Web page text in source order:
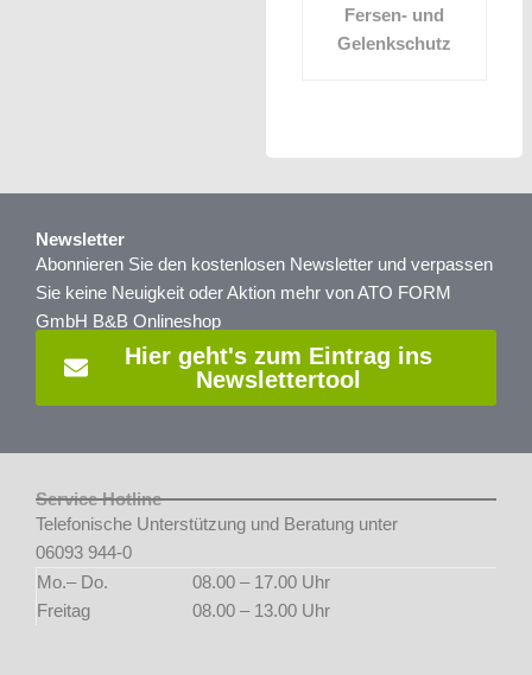
Fersen- und
Gelenkschutz
Newsletter
Abonnieren Sie den kostenlosen Newsletter und verpassen
Sie keine Neuigkeit oder Aktion mehr von ATO FORM
GmbH B&B Onlineshop
Hier geht's zum Eintrag ins
Newslettertool
Service Hotline
Telefonische Unterstützung und Beratung unter
06093 944-0
Mo.– Do.
08.00 – 17.00 Uhr
Freitag
08.00 – 13.00 Uhr